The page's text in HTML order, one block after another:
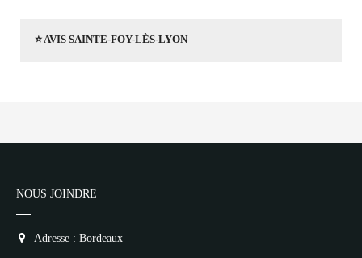
⭐ AVIS SAINTE-FOY-LÈS-LYON
NOUS JOINDRE
Adresse : Bordeaux